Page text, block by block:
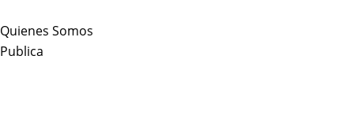
to
content
Quienes Somos
Publica